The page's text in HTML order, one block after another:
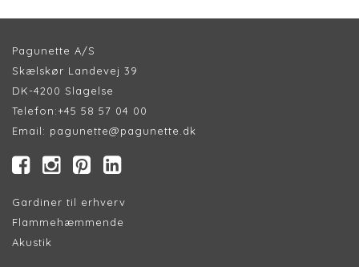
Pagunette A/S
Skælskør Landevej 39
DK-4200 Slagelse
Telefon:+45 58 57 04 00
Email: pagunette@pagunette.dk
Gardiner til erhverv
Flammehæmmende
Akustik